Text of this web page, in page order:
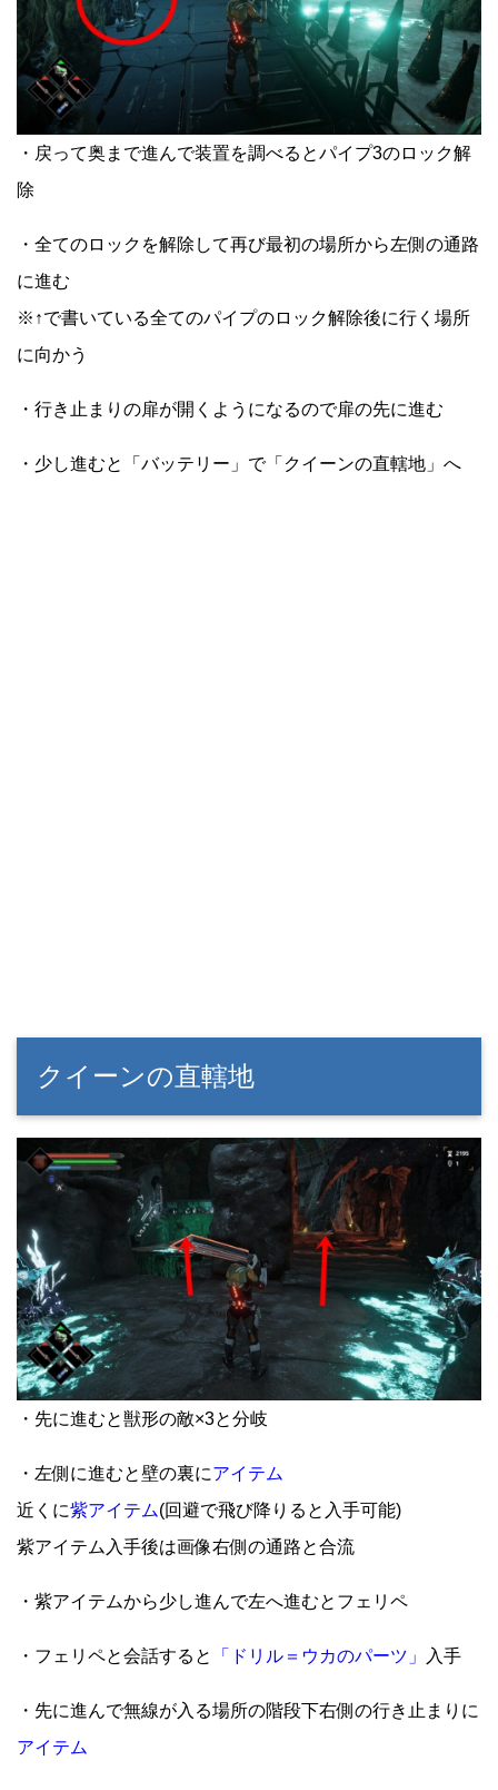
・戻って奥まで進んで装置を調べるとパイプ3のロック解
除
・全てのロックを解除して再び最初の場所から左側の通路
に進む
※↑で書いている全てのパイプのロック解除後に行く場所
に向かう
・行き止まりの扉が開くようになるので扉の先に進む
・少し進むと「バッテリー」で「クイーンの直轄地」へ
クイーンの直轄地
・先に進むと獣形の敵×3と分岐
・左側に進むと壁の裏にアイテム
近くに紫アイテム(回避で飛び降りると入手可能)
紫アイテム入手後は画像右側の通路と合流
・紫アイテムから少し進んで左へ進むとフェリペ
・フェリペと会話すると 「ドリル＝ウカのパーツ」 入手
・先に進んで無線が入る場所の階段下右側の行き止まりに
アイテム